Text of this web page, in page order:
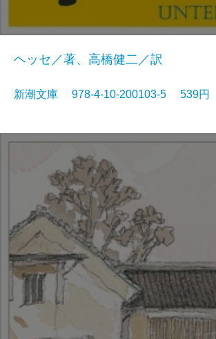
ヘッセ／著、高橋健二／訳
新潮文庫 978-4-10-200103-5 539円